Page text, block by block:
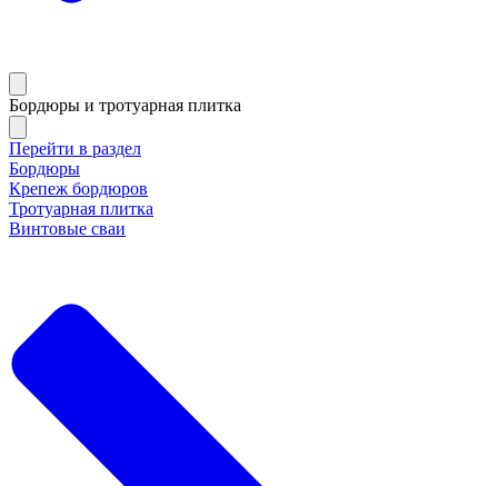
Бордюры и тротуарная плитка
Перейти в раздел
Бордюры
Крепеж бордюров
Тротуарная плитка
Винтовые сваи